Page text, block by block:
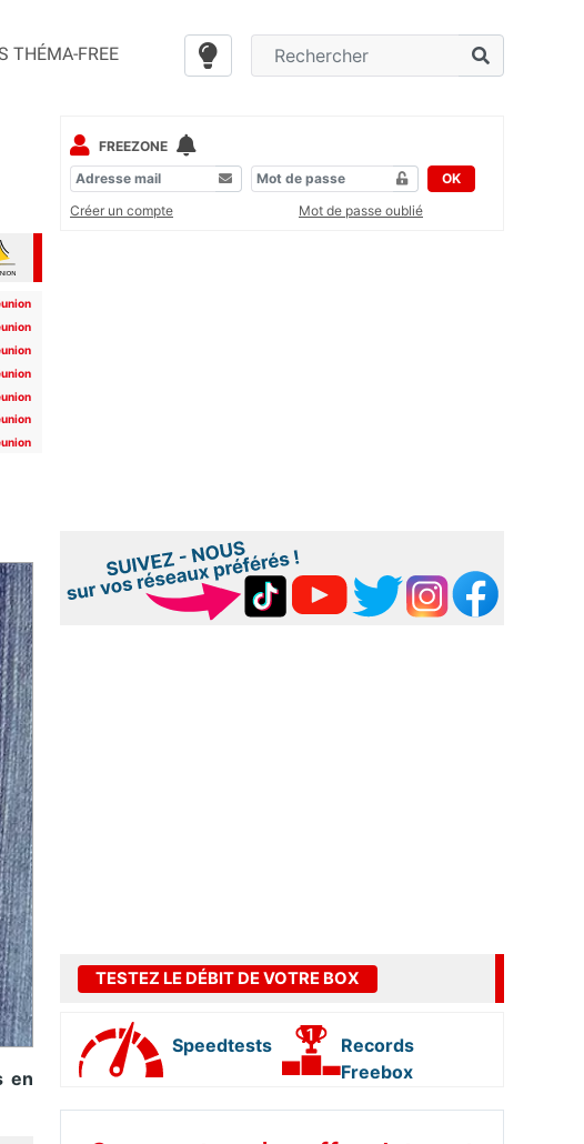
THÉMA-FREE
en
FREEZONE
OK
Créer un compte
Mot de passe oublié
TESTEZ LE DÉBIT DE VOTRE BOX
Speedtests
Records
Freebox